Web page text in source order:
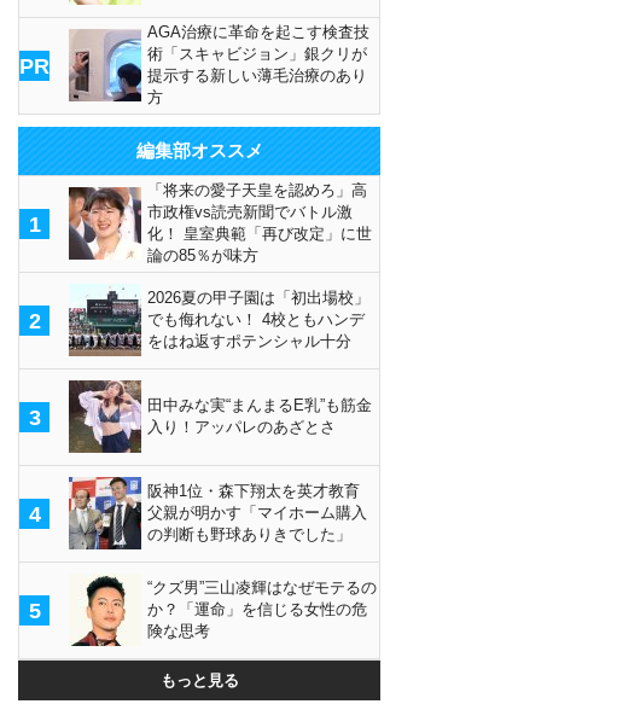
PR
AGA治療に革命を起こす検査技
術「スキャビジョン」銀クリが
提示する新しい薄毛治療のあり
方
編集部オススメ
1
「将来の愛子天皇を認めろ」高
市政権vs読売新聞でバトル激
化！ 皇室典範「再び改定」に世
論の85％が味方
2
2026夏の甲子園は「初出場校」
でも侮れない！ 4校ともハンデ
をはね返すポテンシャル十分
3
田中みな実“まんまるE乳”も筋金
入り！アッパレのあざとさ
4
阪神1位・森下翔太を英才教育
父親が明かす「マイホーム購入
の判断も野球ありきでした」
5
“クズ男”三山凌輝はなぜモテるの
か？「運命」を信じる女性の危
険な思考
もっと見る